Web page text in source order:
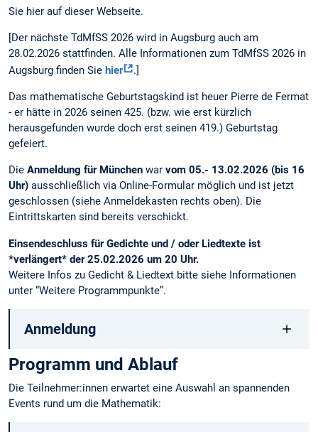
Sie hier auf dieser Webseite.
[Der nächste TdMfSS 2026 wird in Augsburg auch am
28.02.2026 stattfinden. Alle Informationen zum TdMfSS 2026 in
Augsburg finden Sie hier .]
Das mathematische Geburtstagskind ist heuer Pierre de Fermat
- er hätte in 2026 seinen 425. (bzw. wie erst kürzlich
herausgefunden wurde doch erst seinen 419.) Geburtstag
gefeiert.
Die Anmeldung für München war vom 05.- 13.02.2026 (bis 16
Uhr) ausschließlich via Online-Formular möglich und ist jetzt
geschlossen (siehe Anmeldekasten rechts oben). Die
Eintrittskarten sind bereits verschickt.
Einsendeschluss für Gedichte und / oder Liedtexte ist
*verlängert* der 25.02.2026 um 20 Uhr.
Weitere Infos zu Gedicht & Liedtext bitte siehe Informationen
unter “Weitere Programmpunkte”.
Anmeldung
Programm und Ablauf
Die Teilnehmer:innen erwartet eine Auswahl an spannenden
Events rund um die Mathematik: